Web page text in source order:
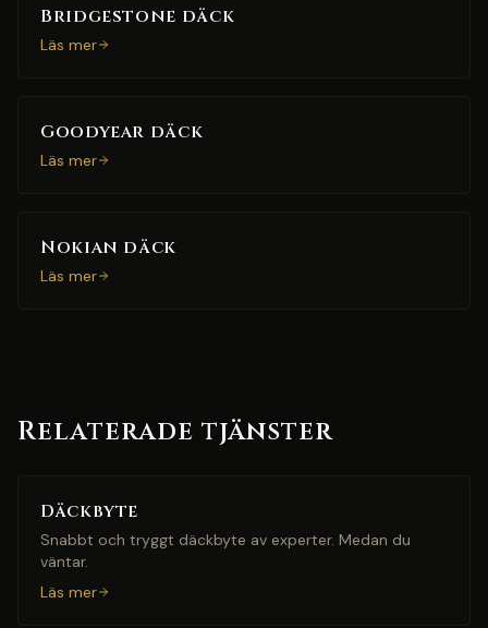
Bridgestone däck
Läs mer
Goodyear däck
Läs mer
Nokian däck
Läs mer
Relaterade tjänster
Däckbyte
Snabbt och tryggt däckbyte av experter. Medan du
väntar.
Läs mer